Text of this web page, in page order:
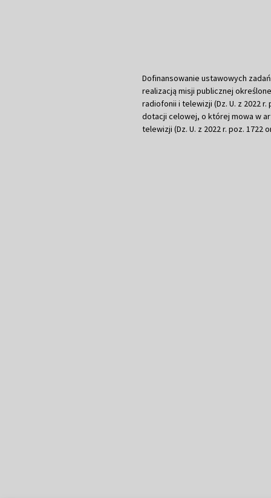
Dofinansowanie ustawowych
realizacją misji publicznej
radiofonii i telewizji (Dz. U. z 2022
dotacji celowej, o której mowa w
telewizji (Dz. U. z 2022 r. poz. 1722